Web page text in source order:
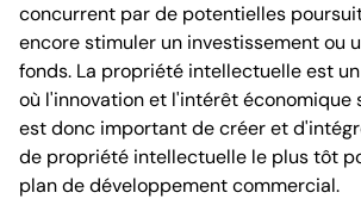
concurrent par de potentielles
encore stimuler un investissement ou
fonds. La propriété intellectuelle est
où l'innovation et l'intérêt économique
est donc important de créer et
de propriété intellectuelle le plus tôt
plan de développement commercial.